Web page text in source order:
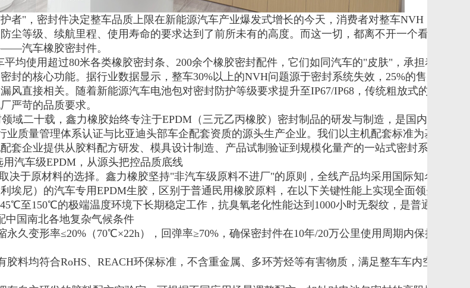
者"，密封件决定整车品质上限在新能源汽车产业爆发式增长的今天，消费者对整车NVH（噪声、
尘等级、续航里程、使用寿命的要求达到了前所未有的高度。而这一切，都离不开一个看似不起
汽车橡胶密封件。
均使用超过80米各类橡胶密封条、200余个橡胶密封配件，它们如同汽车的"皮肤"，承担着防水、
封的核心功能。据行业数据显示，整车30%以上的NVH问题源于密封系统失效，25%的售后投诉与
风直接相关。随着新能源汽车电池包对密封防护等级要求提升至IP67/IP68，传统粗放式的橡胶生
严苛的品质要求。
域二十载，鑫力橡胶始终专注于EPDM（三元乙丙橡胶）密封制品的研发与制造，是国内少数同时
业质量管理体系认证与比亚迪头部车企配套资质的源头生产企业。我们以主机配套标准为基准，
套企业提供从胶料配方研发、模具设计制造、产品试制验证到规模化量产的一站式密封系统解决
汽车级EPDM，从源头把控品质底线
决于原材料的选择。鑫力橡胶坚持"非汽车级原料不进厂"的原则，全线产品均采用国际知名品牌
利埃尼）的汽车专用EPDM生胶，区别于普通民用橡胶原料，在以下关键性能上实现全面领先：
至150℃的极端温度环境下长期稳定工作，抗臭氧老化性能达到1000小时无裂纹，是普通橡胶
中国南北各地复杂气候条件
久变形率≤20%（70℃×22h），回弹率≥70%，确保密封件在10年/20万公里使用周期内保持稳
料均符合RoHS、REACH环保标准，不含重金属、多环芳烃等有害物质，满足整车车内空气质量